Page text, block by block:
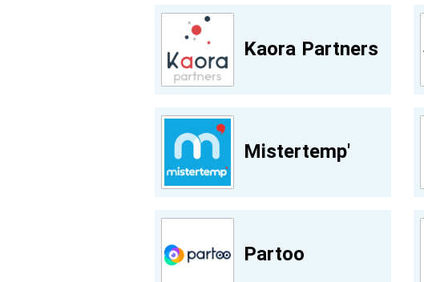
Kaora Partners
Mistertemp'
Partoo